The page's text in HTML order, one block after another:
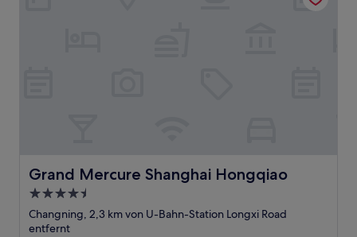
Grand Mercure Shanghai Hongqiao
Grand Mercure Shanghai Hongqiao
4.5-
Sterne-
Unterkunft
Changning, 2,3 km von U-Bahn-Station Longxi Road
entfernt